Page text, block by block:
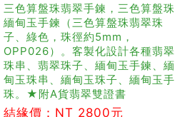
三色算盤珠翡翠手鍊，三色算盤珠
緬甸玉手鍊（三色算盤珠翡翠珠
子、綠色，珠徑約5mm，
OPP026）。客製化設計各種翡翠
珠串、翡翠珠子、緬甸玉手鍊、緬
甸玉珠串、緬甸玉珠子、緬甸玉手
珠。★附A貨翡翠雙證書
結緣價：NT 2800元